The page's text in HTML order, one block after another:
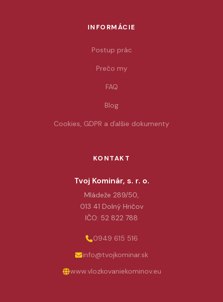
INFORMÁCIE
Postup prác
Prečo my
FAQ
Blog
Cookies, GDPR a ďalšie dokumenty
KONTAKT
Tvoj Kominár, s. r. o.
Mládeže 289/50,
013 41 Dolný Hričov
IČO: 52 822 788
0949 615 516
info@tvojkominar.sk
www.vlozkovaniekominov.eu